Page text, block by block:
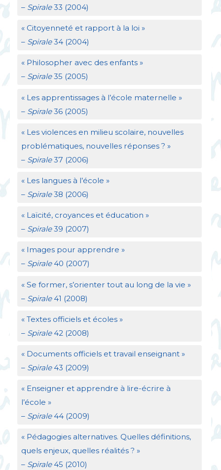
– Spirale33 (2004)
« Citoyenneté et rapport à la loi »
– Spirale34 (2004)
« Philosopher avec des enfants »
– Spirale35 (2005)
« Les apprentissages à l’école maternelle »
– Spirale36 (2005)
« Les violences en milieu scolaire, nouvelles
problématiques, nouvelles réponses ? »
– Spirale37 (2006)
« Les langues à l’école »
– Spirale38 (2006)
« Laïcité, croyances et éducation »
– Spirale39 (2007)
« Images pour apprendre »
– Spirale40 (2007)
« Se former, s’orienter tout au long de la vie »
– Spirale41 (2008)
« Textes officiels et écoles »
– Spirale42 (2008)
« Documents officiels et travail enseignant »
– Spirale43 (2009)
« Enseigner et apprendre à lire-écrire à
l’école »
– Spirale44 (2009)
« Pédagogies alternatives. Quelles définitions,
quels enjeux, quelles réalités ? »
– Spirale45 (2010)